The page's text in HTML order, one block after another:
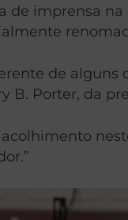
de imprensa
de alguns
B. Porter, da